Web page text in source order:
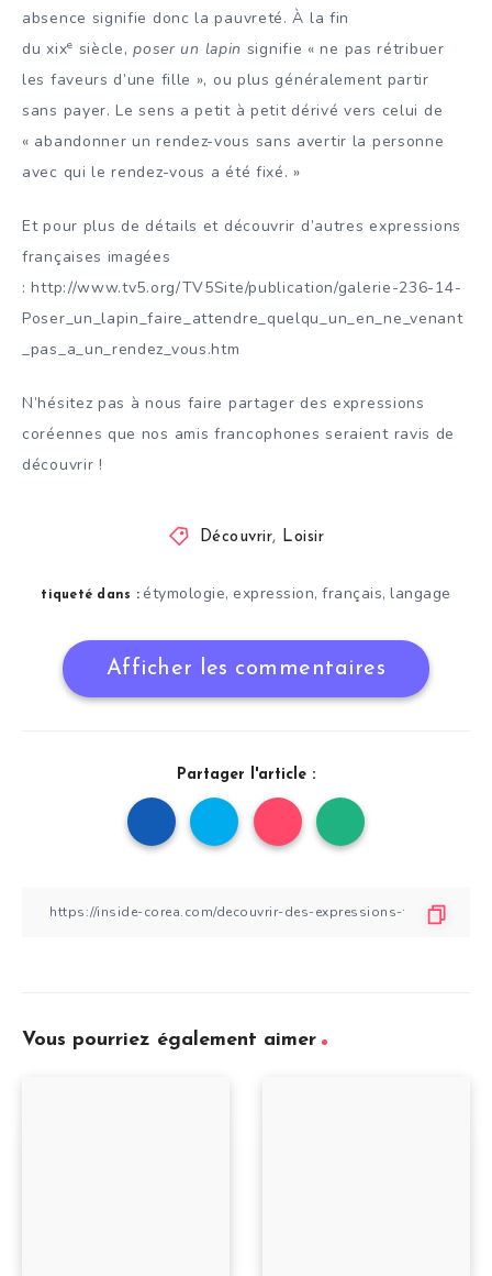
absence signifie donc la pauvreté. À la fin
du xixe siècle,poser un lapin signifie « ne pas rétribuer
les faveurs d’une fille », ou plus généralement partir
sans payer. Le sens a petit à petit dérivé vers celui de
« abandonner un rendez-vous sans avertir la personne
avec qui le rendez-vous a été fixé. »
Et pour plus de détails et découvrir d’autres expressions
françaises imagées
: http://www.tv5.org/TV5Site/publication/galerie-236-14-
Poser_un_lapin_faire_attendre_quelqu_un_en_ne_venant
_pas_a_un_rendez_vous.htm
N’hésitez pas à nous faire partager des expressions
coréennes que nos amis francophones seraient ravis de
découvrir !
Découvrir, Loisir
tiqueté dans : étymologie, expression,français,langage
Afficher les commentaires
Partager l'article :
Vous pourriez également aimer